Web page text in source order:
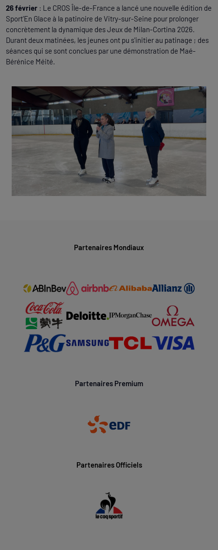
26 février : Le CROS Île-de-France a lancé une nouvelle édition de
Sport'En Glace à la patinoire de Vitry-sur-Seine pour prolonger
concrètement la dynamique des Jeux de Milan-Cortina 2026.
Durant deux matinées, les jeunes ont pu s'initier au patinage ; des
séances qui se sont conclues par une démonstration de Maé-
Bérénice Méité.
Partenaires Mondiaux
Partenaires Premium
Partenaires Officiels